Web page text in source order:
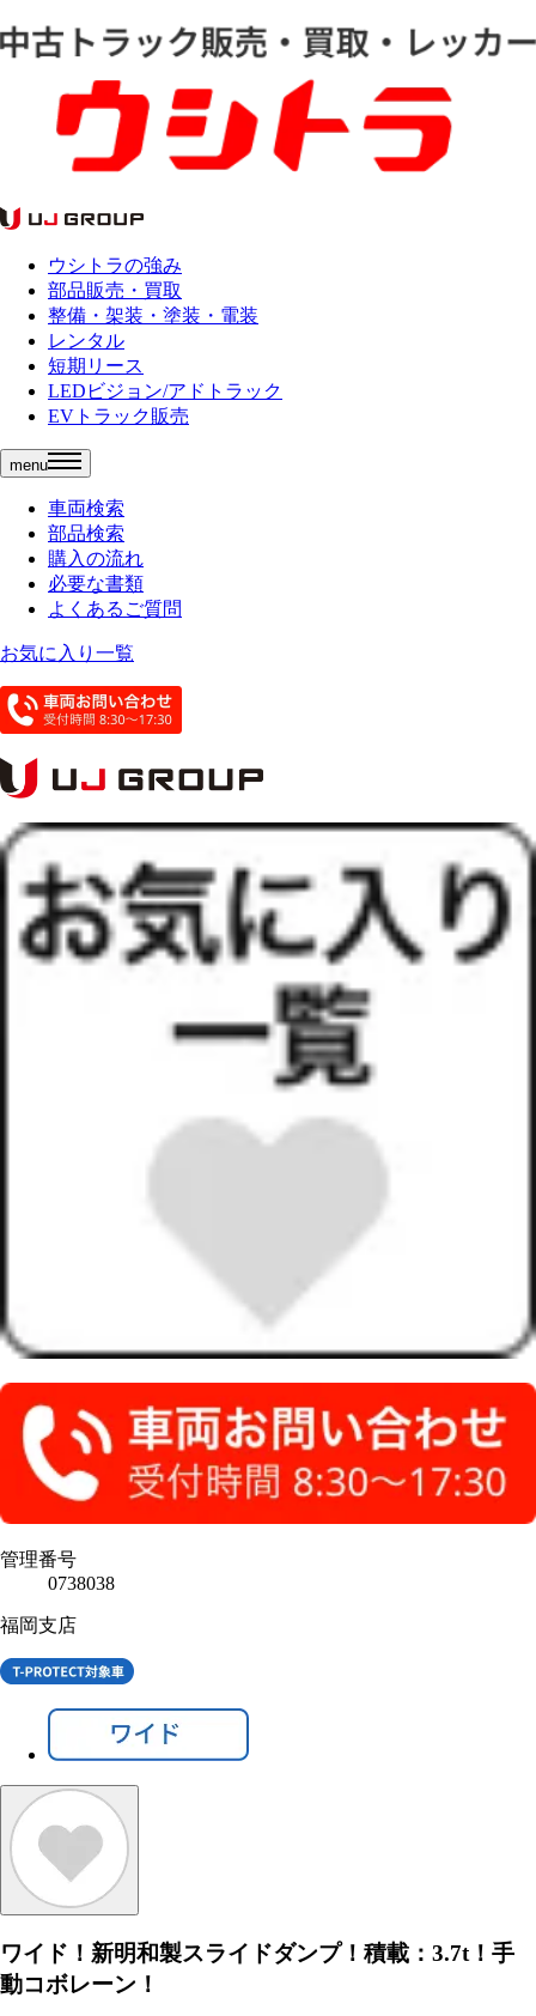
ウシトラの強み
部品販売・買取
整備・架装・塗装・電装
レンタル
短期リース
LEDビジョン/アドトラック
EVトラック販売
menu
車両検索
部品検索
購入の流れ
必要な書類
よくあるご質問
お気に入り一覧
管理番号
0738038
福岡支店
ワイド！新明和製スライドダンプ！積載：3.7t！手
動コボレーン！